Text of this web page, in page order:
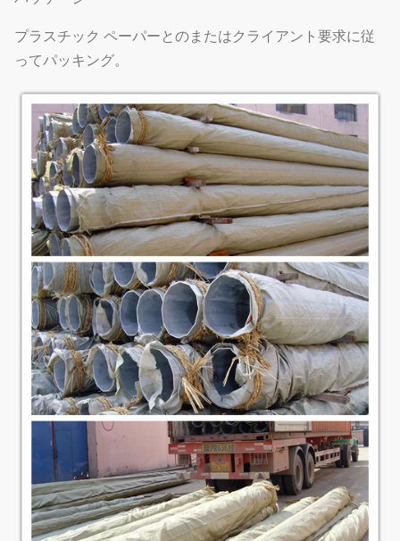
プラスチック ペーパーとのまたはクライアント要求に従
ってパッキング。